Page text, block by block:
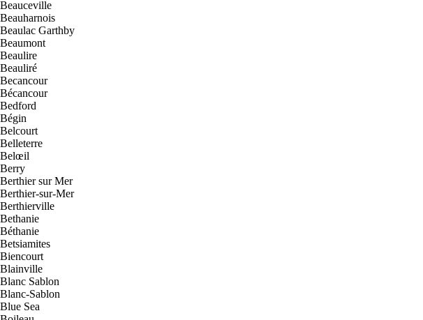
Beauceville
Beauharnois
Beaulac Garthby
Beaumont
Beaulire
Beauliré
Becancour
Bécancour
Bedford
Bégin
Belcourt
Belleterre
Belœil
Berry
Berthier sur Mer
Berthier-sur-Mer
Berthierville
Bethanie
Béthanie
Betsiamites
Biencourt
Blainville
Blanc Sablon
Blanc-Sablon
Blue Sea